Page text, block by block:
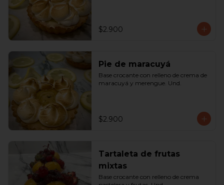
$2.900
Pie de maracuyá
Base crocante con relleno de crema de
maracuyá y merengue. Und.
$2.900
Tartaleta de frutas
mixtas
Base crocante con relleno de crema